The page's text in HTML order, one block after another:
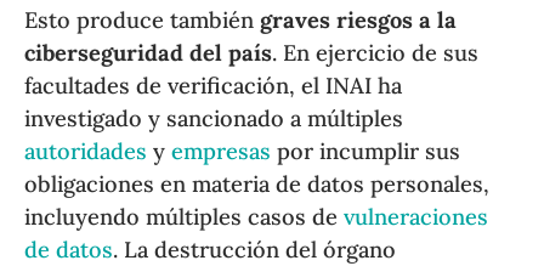
Esto produce también graves riesgos a la
ciberseguridad del país. En ejercicio de sus
facultades de verificación, el INAI ha
investigado y sancionado a múltiples
autoridades yempresas por incumplir sus
obligaciones en materia de datos personales,
incluyendo múltiples casos devulneraciones
de datos. La destrucción del órgano